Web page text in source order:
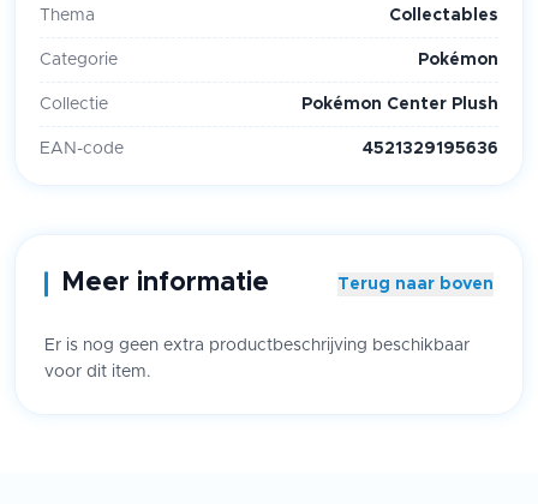
Thema Collectables
Categorie Pokémon
Collectie Pokémon Center Plush
EAN-code 4521329195636
Meer informatie Terug naar boven
Er is nog geen extra productbeschrijving beschikbaar
voor dit item.